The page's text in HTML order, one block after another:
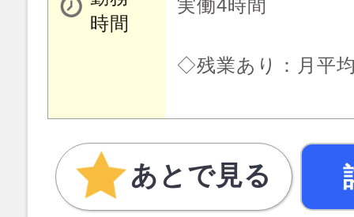
時間
実働4時間
◇残業あり：月平
あとで見る